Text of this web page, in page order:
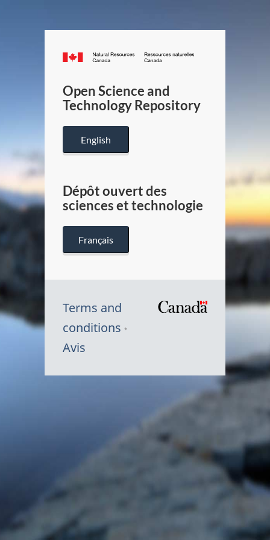
Canada.ca
/
Canada
Open Science and
Technology Repository
English
Dépôt ouvert des
sciences et technologie
Français
Terms and
conditions
Avis
du